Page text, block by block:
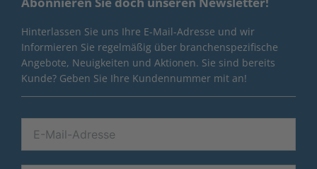
Hinterlassen Sie uns Ihre E-Mail-Adresse und wir
Informieren Sie regelmäßig über branchenspezifische
Angebote, Neuigkeiten und Aktionen. Sie sind bereits
Kunde? Geben Sie Ihre Kundennummer mit an!